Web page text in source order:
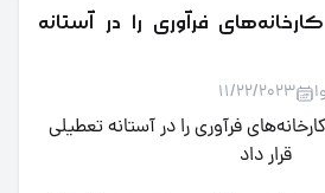
فرآوری را در آستانه
11/22/2023